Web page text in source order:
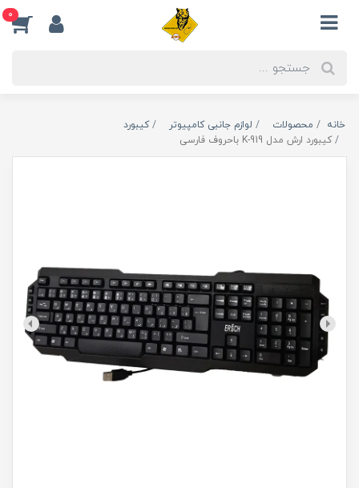
0
خانه محصولات لوازم جانبی کامپیوتر
کیبورد
کیبورد ارش مدل K-919 باحروف فارسی